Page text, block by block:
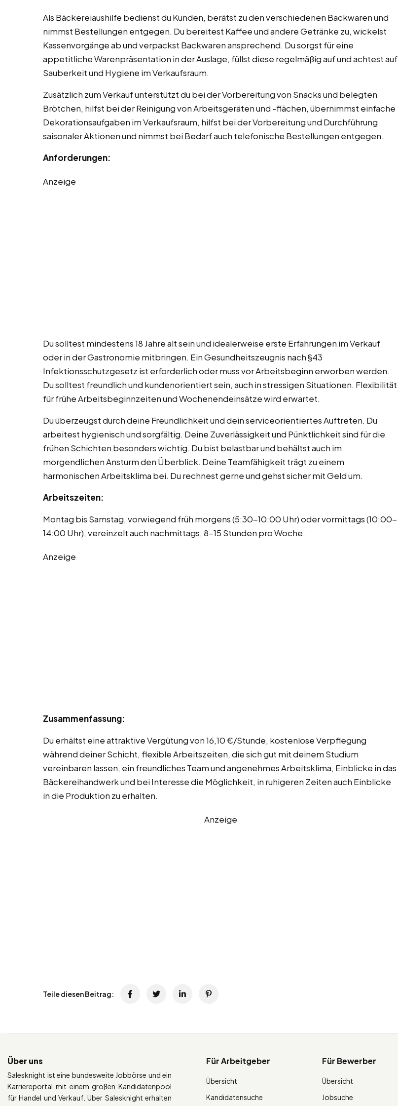
Als Bäckereiaushilfe bedienst du Kunden, berätst zu den verschiedenen Backwaren und
nimmst Bestellungen entgegen. Du bereitest Kaffee und andere Getränke zu, wickelst
Kassenvorgänge ab und verpackst Backwaren ansprechend. Du sorgst für eine
appetitliche Warenpräsentation in der Auslage, füllst diese regelmäßig auf und achtest auf
Sauberkeit und Hygiene im Verkaufsraum.
Zusätzlich zum Verkauf unterstützt du bei der Vorbereitung von Snacks und belegten
Brötchen, hilfst bei der Reinigung von Arbeitsgeräten und -flächen, übernimmst einfache
Dekorationsaufgaben im Verkaufsraum, hilfst bei der Vorbereitung und Durchführung
saisonaler Aktionen und nimmst bei Bedarf auch telefonische Bestellungen entgegen.
Anforderungen:
Anzeige
Du solltest mindestens 18 Jahre alt sein und idealerweise erste Erfahrungen im Verkauf
oder in der Gastronomie mitbringen. Ein Gesundheitszeugnis nach §43
Infektionsschutzgesetz ist erforderlich oder muss vor Arbeitsbeginn erworben werden.
Du solltest freundlich und kundenorientiert sein, auch in stressigen Situationen. Flexibilität
für frühe Arbeitsbeginnzeiten und Wochenendeinsätze wird erwartet.
Du überzeugst durch deine Freundlichkeit und dein serviceorientiertes Auftreten. Du
arbeitest hygienisch und sorgfältig. Deine Zuverlässigkeit und Pünktlichkeit sind für die
frühen Schichten besonders wichtig. Du bist belastbar und behältst auch im
morgendlichen Ansturm den Überblick. Deine Teamfähigkeit trägt zu einem
harmonischen Arbeitsklima bei. Du rechnest gerne und gehst sicher mit Geld um.
Arbeitszeiten:
Montag bis Samstag, vorwiegend früh morgens (5:30-10:00 Uhr) oder vormittags (10:00-
14:00 Uhr), vereinzelt auch nachmittags, 8-15 Stunden pro Woche.
Anzeige
Zusammenfassung:
Du erhältst eine attraktive Vergütung von 16,10 €/Stunde, kostenlose Verpflegung
während deiner Schicht, flexible Arbeitszeiten, die sich gut mit deinem Studium
vereinbaren lassen, ein freundliches Team und angenehmes Arbeitsklima, Einblicke in das
Bäckereihandwerk und bei Interesse die Möglichkeit, in ruhigeren Zeiten auch Einblicke
in die Produktion zu erhalten.
Anzeige
Teile diesen Beitrag:
Über uns
Salesknight ist eine bundesweite Jobbörse und ein
Karriereportal mit einem großen Kandidatenpool
für Handel und Verkauf. Über Salesknight erhalten
Für Arbeitgeber
Übersicht
Kandidatensuche
Für Bewerber
Übersicht
Jobsuche